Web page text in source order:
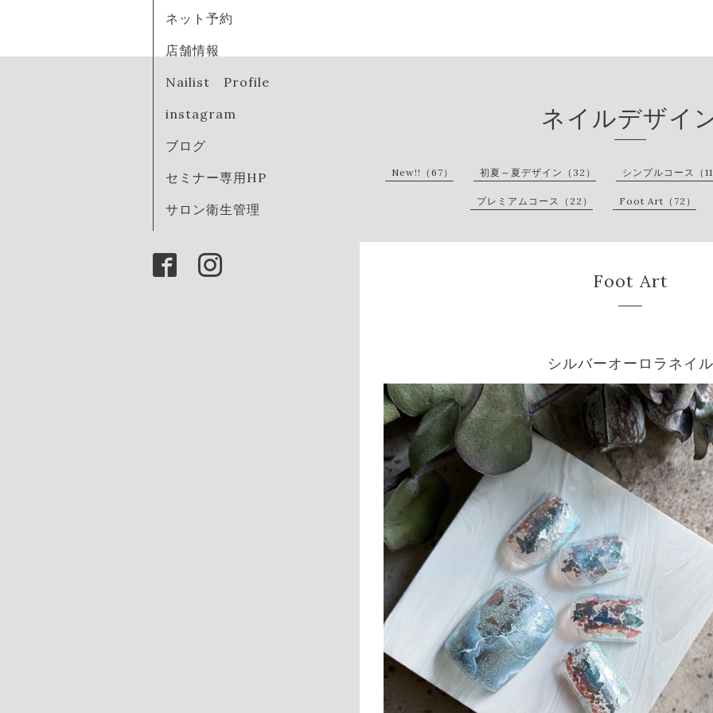
ネット予約
店舗情報
Nailist Profile
instagram
ブログ
セミナー専用HP
サロン衛生管理
ネイルデザイ
New!!（67） 初夏～夏デザイン（32） シンプルコース（
プレミアムコース（22） Foot Art（72）
Foot Art
シルバーオーロラネイル